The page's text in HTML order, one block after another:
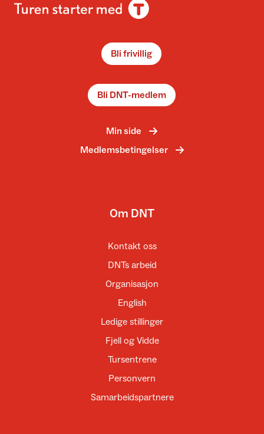
Bli frivillig
Bli DNT-medlem
Min side
Medlemsbetingelser
Om DNT
Kontakt oss
DNTs arbeid
Organisasjon
English
Ledige stillinger
Fjell og Vidde
Tursentrene
Personvern
Samarbeidspartnere